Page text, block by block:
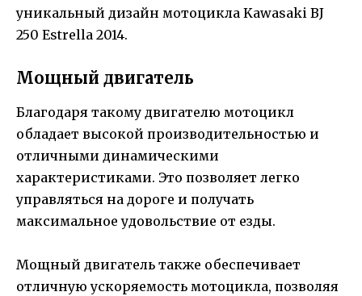
уникальный дизайн мотоцикла Kawasaki BJ
250 Estrella 2014.
Мощный двигатель
Благодаря такому двигателю мотоцикл
обладает высокой производительностью и
отличными динамическими
характеристиками. Это позволяет легко
управляться на дороге и получать
максимальное удовольствие от езды.
Мощный двигатель также обеспечивает
отличную ускоряемость мотоцикла, позволяя